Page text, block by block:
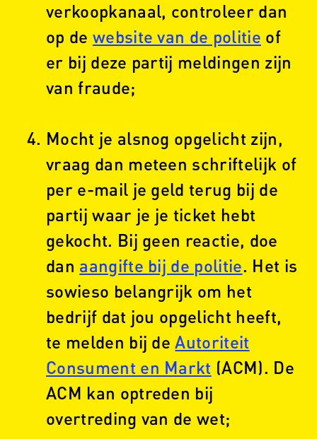
verkoopkanaal, controleer dan
op de website van de politie of
er bij deze partij meldingen zijn
van fraude;
Mocht je alsnog opgelicht zijn,
vraag dan meteen schriftelijk of
per e-mail je geld terug bij de
partij waar je je ticket hebt
gekocht. Bij geen reactie, doe
dan aangifte bij de politie. Het is
sowieso belangrijk om het
bedrijf dat jou opgelicht heeft,
te melden bij deAutoriteit
Consument en Markt (ACM). De
ACM kan optreden bij
overtreding van de wet;